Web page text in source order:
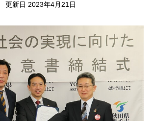
更新日 2023年4月21日